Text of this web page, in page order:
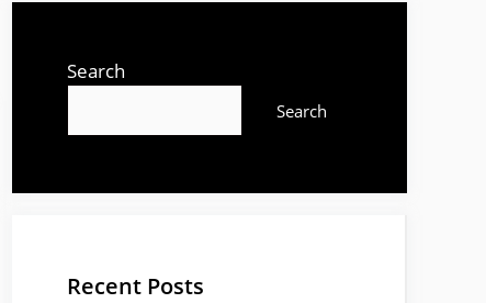
Search
Search
Recent Posts